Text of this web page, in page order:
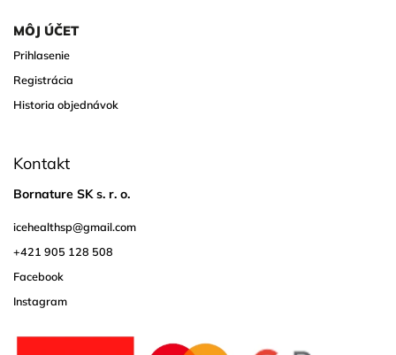
MÔJ ÚČET
Prihlasenie
Registrácia
Historia objednávok
Kontakt
Bornature SK s. r. o.
icehealthsp@gmail.com
+421 905 128 508
Facebook
Instagram